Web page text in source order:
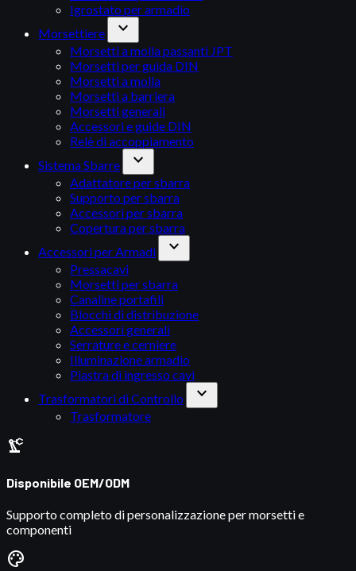
Igrostato per armadio
Morsettiere
expand_more
Morsetti a molla passanti JPT
Morsetti per guida DIN
Morsetti a molla
Morsetti a barriera
Morsetti generali
Accessori e guide DIN
Relè di accoppiamento
Sistema Sbarre
expand_more
Adattatore per sbarra
Supporto per sbarra
Accessori per sbarra
Copertura per sbarra
Accessori per Armadi
expand_more
Pressacavi
Morsetti per sbarra
Canaline portafili
Blocchi di distribuzione
Accessori generali
Serrature e cerniere
Illuminazione armadio
Piastra di ingresso cavi
Trasformatori di Controllo
expand_more
Trasformatore
precision_manufacturing
Disponibile OEM/ODM
Supporto completo di personalizzazione per morsetti e
componenti
palette